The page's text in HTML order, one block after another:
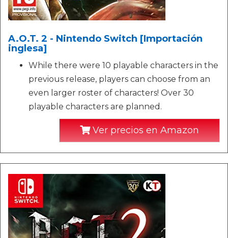
A.O.T. 2 - Nintendo Switch [Importación
inglesa]
While there were 10 playable characters in the
previous release, players can choose from an
even larger roster of characters! Over 30
playable characters are planned.
Ver precios en Amazon